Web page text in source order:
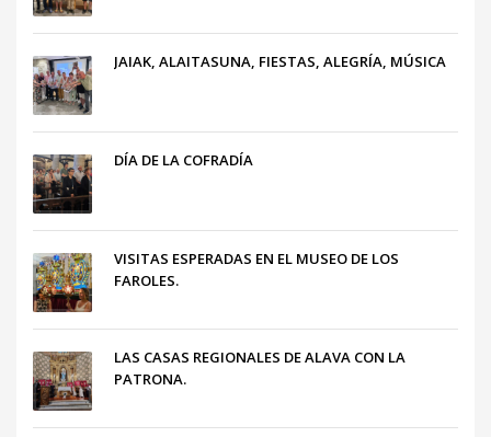
JAIAK, ALAITASUNA, FIESTAS, ALEGRÍA, MÚSICA
DÍA DE LA COFRADÍA
VISITAS ESPERADAS EN EL MUSEO DE LOS
FAROLES.
LAS CASAS REGIONALES DE ALAVA CON LA
PATRONA.